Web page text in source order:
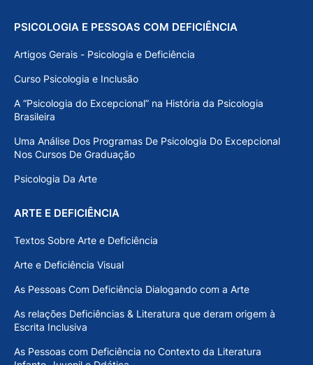
PSICOLOGIA E PESSOAS COM DEFICIÊNCIA
Artigos Gerais - Psicologia e Deficiência
Curso Psicologia e Inclusão
A “Psicologia do Excepcional” na História da Psicologia
Brasileira
Uma Análise Dos Programas De Psicologia Do Excepcional
Nos Cursos De Graduação
Psicologia Da Arte
ARTE E DEFICIÊNCIA
Textos Sobre Arte e Deficiência
Arte e Deficiência Visual
As Pessoas Com Deficiência Dialogando com a Arte
As relações Deficiências & Literatura que deram origem à
Escrita Inclusiva
As Pessoas com Deficiência no Contexto da Literatura